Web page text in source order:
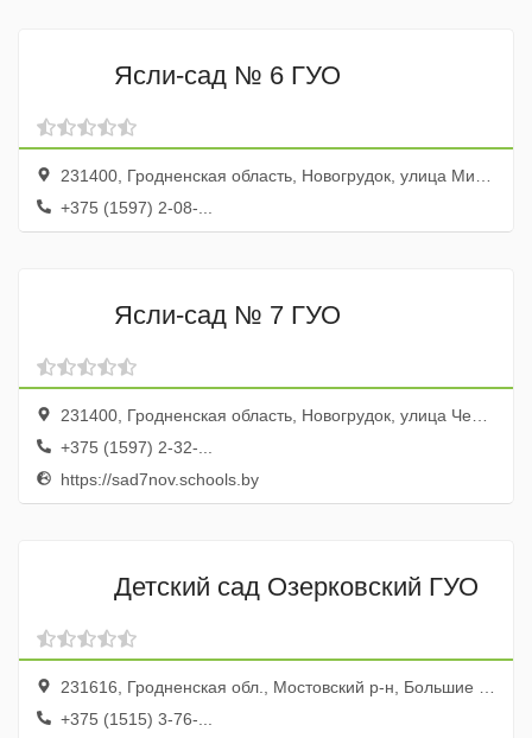
Ясли-сад № 6 ГУО
231400, Гродненская область, Новогрудок, улица Мицкевича, 19
+375 (1597) 2-08-...
Ясли-сад № 7 ГУО
231400, Гродненская область, Новогрудок, улица Чехова, 3
+375 (1597) 2-32-...
https://sad7nov.schools.by
Детский сад Озерковский ГУО
231616, Гродненская обл., Мостовский р-н, Большие Озерки дер., ул. Садовая, 1
+375 (1515) 3-76-...